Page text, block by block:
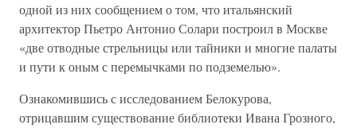
одной из них сообщением о том, что итальянский
архитектор Пьетро Антонио Солари построил в Москве
«две отводные стрельницы или тайники и многие палаты
и пути к оным с перемычками по подземелью».
Ознакомившись с исследованием Белокурова,
отрицавшим существование библиотеки Ивана Грозного,